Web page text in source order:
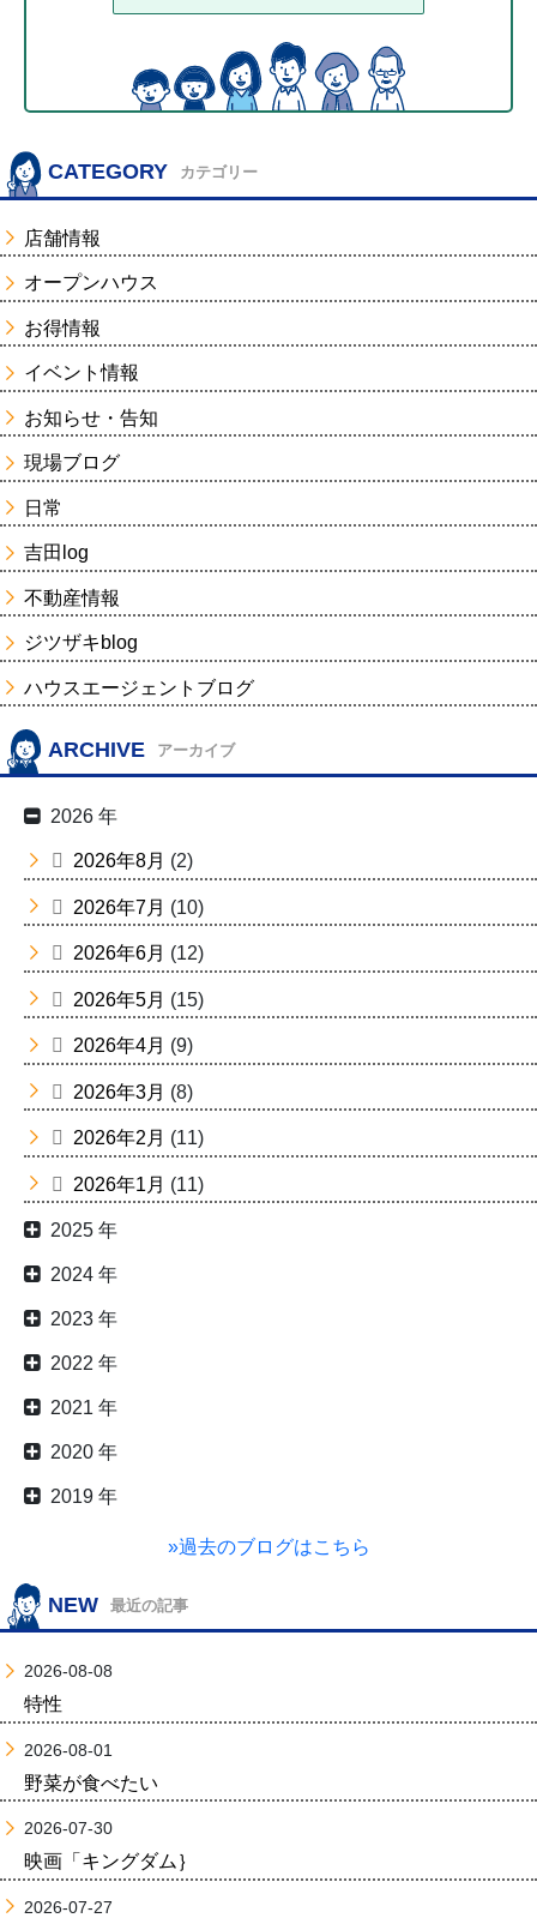
CATEGORY カテゴリー
店舗情報
オープンハウス
お得情報
イベント情報
お知らせ・告知
現場ブログ
日常
吉田log
不動産情報
ジツザキblog
ハウスエージェントブログ
ARCHIVE アーカイブ
2026 年
2026年8月 (2)
2026年7月 (10)
2026年6月 (12)
2026年5月 (15)
2026年4月 (9)
2026年3月 (8)
2026年2月 (11)
2026年1月 (11)
2025 年
2024 年
2023 年
2022 年
2021 年
2020 年
2019 年
»過去のブログはこちら
NEW 最近の記事
2026-08-08
特性
2026-08-01
野菜が食べたい
2026-07-30
映画「キングダム｝
2026-07-27